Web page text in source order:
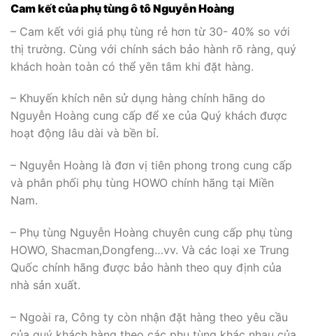
Cam kết của phụ tùng ô tô Nguyễn Hoàng
– Cam kết với giá phụ tùng rẻ hơn từ 30- 40% so với
thị trường. Cùng với chính sách bảo hành rõ ràng, quý
khách hoàn toàn có thể yên tâm khi đặt hàng.
– Khuyến khích nên sử dụng hàng chính hãng do
Nguyễn Hoàng cung cấp để xe của Quý khách được
hoạt động lâu dài và bền bỉ.
– Nguyễn Hoàng là đơn vị tiên phong trong cung cấp
và phân phối phụ tùng HOWO chính hãng tại Miền
Nam.
– Phụ tùng Nguyễn Hoàng chuyên cung cấp phụ tùng
HOWO, Shacman,Dongfeng…vv. Và các loại xe Trung
Quốc chính hãng được bảo hành theo quy định của
nhà sản xuất.
– Ngoài ra, Công ty còn nhận đặt hàng theo yêu cầu